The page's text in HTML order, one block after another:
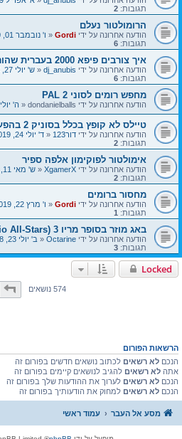
תגובות: 2
הרומולטור נעלם
הודעה אחרונה על ידי Gordi
«ו' נובמבר 01, 2019 7:48 pm
תגובות: 6
איך צורבים פיפא 2000 בעברית שהורדתי מהאתר.
הודעה אחרונה על ידי dj_anubis
«ש' יולי 27, 2019 4:16 pm
תגובות: 6
מחפש רומים לסוני 2 PAL
הודעה אחרונה על ידי dondanielballs
«ה' יולי 25, 2019 7:49 pm
טיילס לא קופץ בכלל בסוניק 2 בהפעלה עם Kega Fusion
הודעה אחרונה על ידי דור123 «ד' יולי 24, 2019 8:55 am
תגובות: 2
אימולטור לפוקימון אלפה ספיר
הודעה אחרונה על ידי XgamerX
«ש' מאי 11, 2019 10:51 pm
תגובות: 2
מחסור ברומים
הודעה אחרונה על ידי Gordi
«ו' מרץ 22, 2019 10:43 pm
תגובות: 1
באג מוזר בסופר מריו 3 (Super Mario All-Stars) לסופר נינטנדו
הודעה אחרונה על ידי Octarine
«ב' יולי 23, 2018 9:13 pm
תגובות: 3
Locked
574 נושאיםדף1מתוך39
הרשאות הפורום
הנכם לא רשאיםלכתוב נושאים חדשים בפורום זה
אתהלא רשאיםלהגיב לנושאים קיימים בפורום זה
הנכם לא רשאיםלערוך את ההודעות שלך בפורום זה
הנכם לא רשאיםלמחוק את הודעותיך בפורום זה
מסע אל העבר עמוד ראשי